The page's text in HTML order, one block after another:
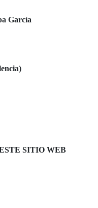
García
SITIO WEB